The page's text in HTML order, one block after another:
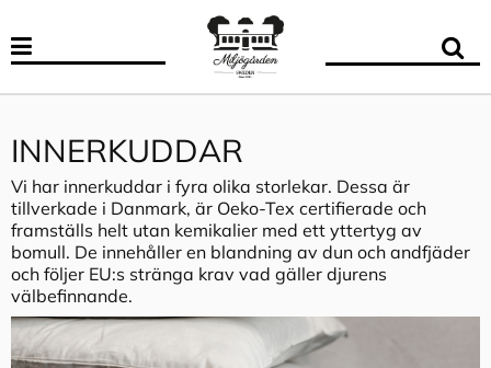
INNERKUDDAR
Vi har innerkuddar i fyra olika storlekar. Dessa är
tillverkade i Danmark, är Oeko-Tex certifierade och
framställs helt utan kemikalier med ett yttertyg av
bomull. De innehåller en blandning av dun och andfjäder
och följer EU:s stränga krav vad gäller djurens
välbefinnande.